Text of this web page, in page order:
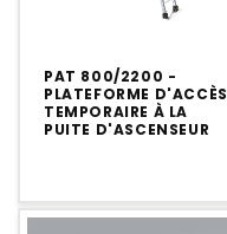
PAT 800/2200 -
PLATEFORME D'ACCÈS
TEMPORAIRE À LA
PUITE D'ASCENSEUR